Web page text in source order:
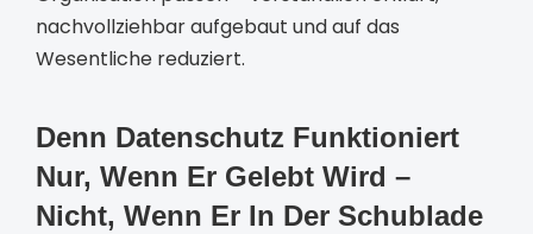
nachvollziehbar aufgebaut und auf das
Wesentliche reduziert.
Denn Datenschutz Funktioniert
Nur, Wenn Er Gelebt Wird –
Nicht, Wenn Er In Der Schublade